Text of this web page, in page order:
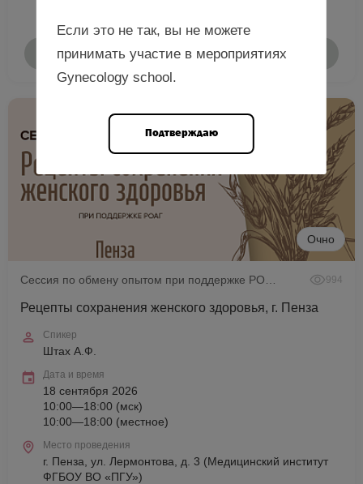
Подробнее
Очно
994
Рецепты сохранения женского здоровья, г. Пенза
Спикер
Штах А.Ф.
Дата и время
18 сентября 2026
10:00—18:00 (мск)
10:00—18:00 (местное)
Место проведения
г. Пенза, ул. Лермонтова, д. 3 (Медицинский институт
ФГБОУ ВО «ПГУ»)
Если это не так, вы не можете
принимать участие в мероприятиях
Gynecology school.
Подтверждаю